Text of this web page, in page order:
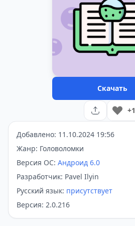
Скачать
+1
Добавлено: 11.10.2024 19:56
Жанр: Головоломки
Версия ОС: Андроид 6.0
Разработчик: Pavel Ilyin
Русский язык: присутствует
Версия: 2.0.216